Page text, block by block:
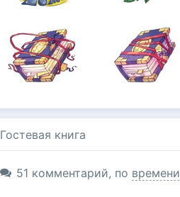
Гостевая книга
51 комментарий, по